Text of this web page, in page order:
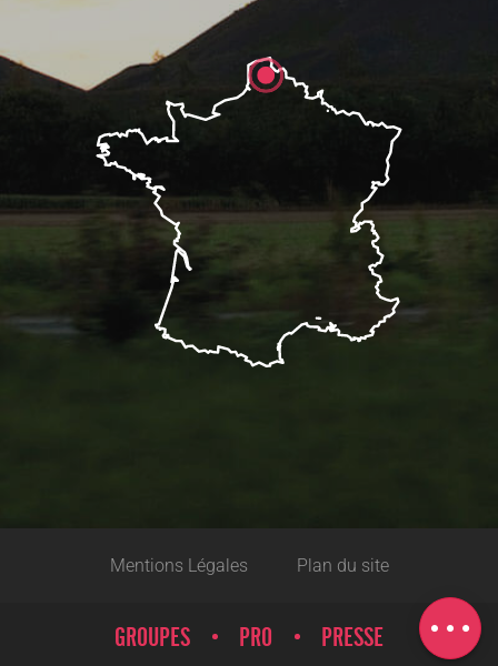
Carte
Mentions Légales Plan du site
GROUPES PRO PRESSE